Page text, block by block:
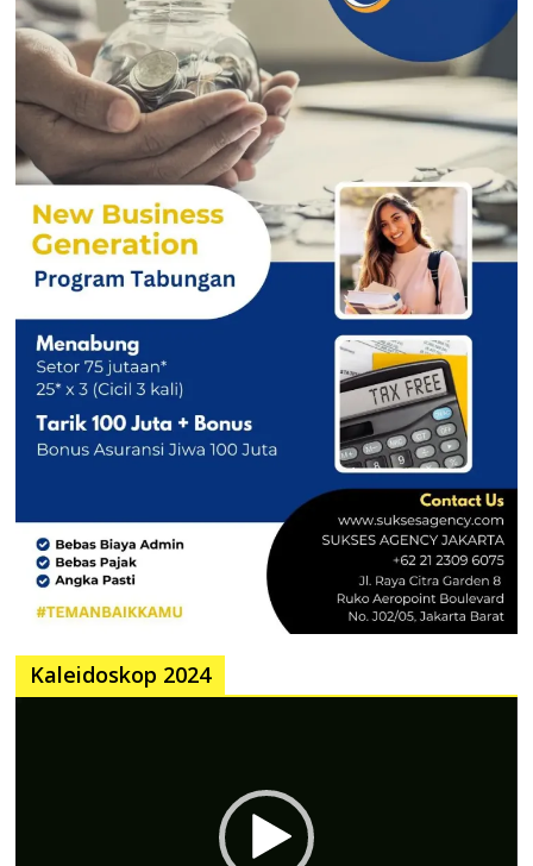
Kaleidoskop 2024